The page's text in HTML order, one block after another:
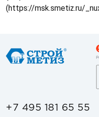
(https://msk.smetiz.ru/
+7 495 181 65 55